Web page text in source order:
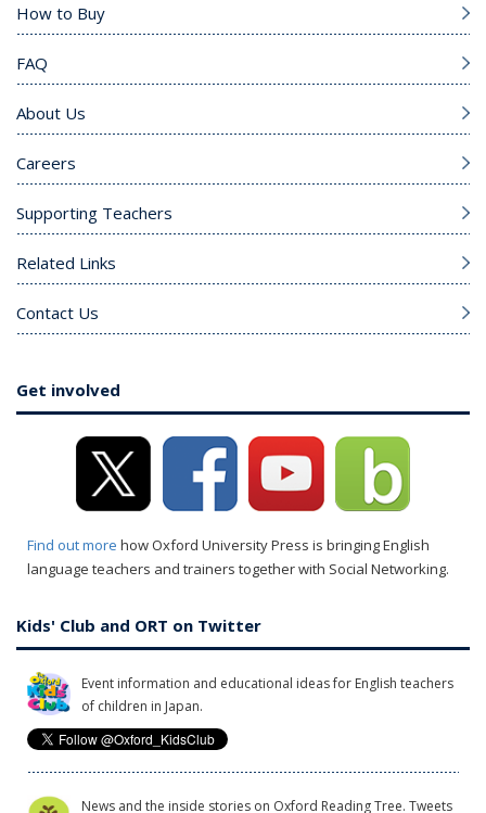
How to Buy
FAQ
About Us
Careers
Supporting Teachers
Related Links
Contact Us
Get involved
Find out more how Oxford University Press is bringing English
language teachers and trainers together with Social Networking.
Kids' Club and ORT on Twitter
Event information and educational ideas for English teachers
of children in Japan.
News and the inside stories on Oxford Reading Tree. Tweets